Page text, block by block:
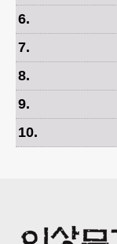
6.
7.
8.
9.
10.